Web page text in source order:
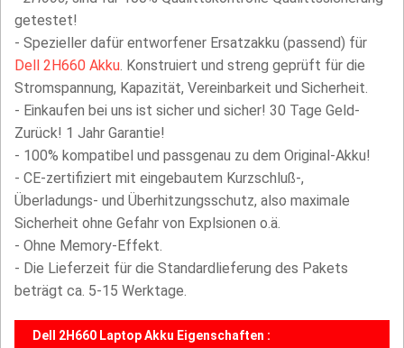
getestet!
- Spezieller dafür entworfener Ersatzakku (passend) für
Dell 2H660 Akku. Konstruiert und streng geprüft für die
Stromspannung, Kapazität, Vereinbarkeit und Sicherheit.
- Einkaufen bei uns ist sicher und sicher! 30 Tage Geld-
Zurück! 1 Jahr Garantie!
- 100% kompatibel und passgenau zu dem Original-Akku!
- CE-zertifiziert mit eingebautem Kurzschluß-,
Überladungs- und Überhitzungsschutz, also maximale
Sicherheit ohne Gefahr von Explsionen o.ä.
- Ohne Memory-Effekt.
- Die Lieferzeit für die Standardlieferung des Pakets
beträgt ca. 5-15 Werktage.
Dell 2H660 Laptop Akku Eigenschaften :